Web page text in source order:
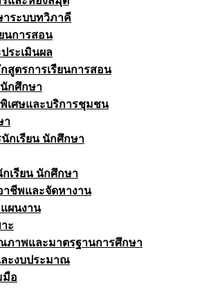
าระบบทวิภาคี
นการสอน
ระเมินผล
สูตรการเรียนการสอน
นักศึกษา
เศษและบริการชุมชน
า
กเรียน นักศึกษา
เรียน นักศึกษา
าชีพและจัดหางาน
ผนงาน
ะ
ภาพและมาตรฐานการศึกษา
ะงบประมาณ
มือ